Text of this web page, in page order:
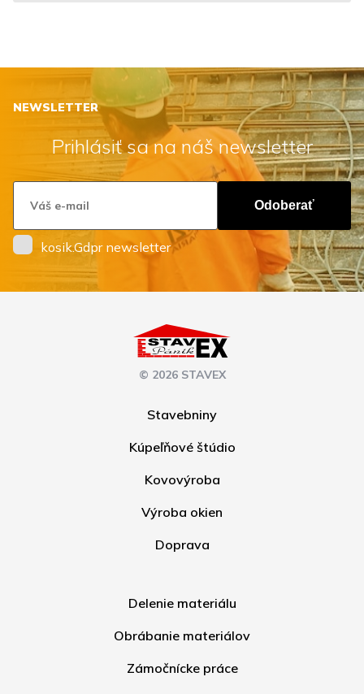
NEWSLETTER
Prihlásiť sa na náš newsletter
Odoberať
kosik.Gdpr newsletter
© 2026 STAVEX
Stavebniny
Kúpeľňové štúdio
Kovovýroba
Výroba okien
Doprava
Delenie materiálu
Obrábanie materiálov
Zámočnícke práce